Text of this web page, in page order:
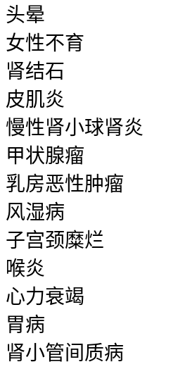
头晕
女性不育
肾结石
皮肌炎
慢性肾小球肾炎
甲状腺瘤
乳房恶性肿瘤
风湿病
子宫颈糜烂
喉炎
心力衰竭
胃病
肾小管间质病